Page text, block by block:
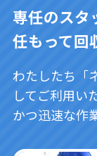
専任のスタ
任もって回
わたしたち「
してご利用い
かつ迅速な作